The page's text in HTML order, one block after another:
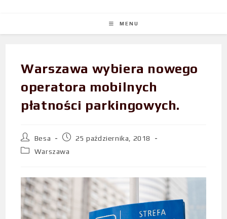
MENU
Warszawa wybiera nowego
operatora mobilnych
płatności parkingowych.
Besa
25 października, 2018
Warszawa